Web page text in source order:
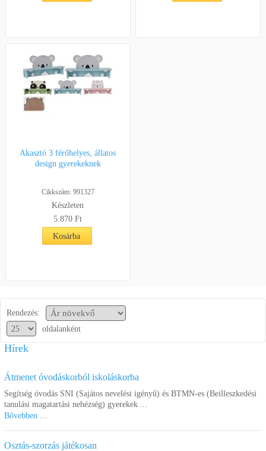
Akasztó 3 férőhelyes, állatos
design gyerekeknek
Cikkszám: 991327
Készleten
5.870 Ft
Kosárba
Rendezés:
oldalanként
Hírek
Átmenet óvodáskorból iskoláskorba
Segítség óvodás SNI (Sajátos nevelési igényű) és BTMN-es (Beilleszkedési
tanulási magatartási nehézség) gyerekek ...
Bővebben ...
Osztás-szorzás játékosan